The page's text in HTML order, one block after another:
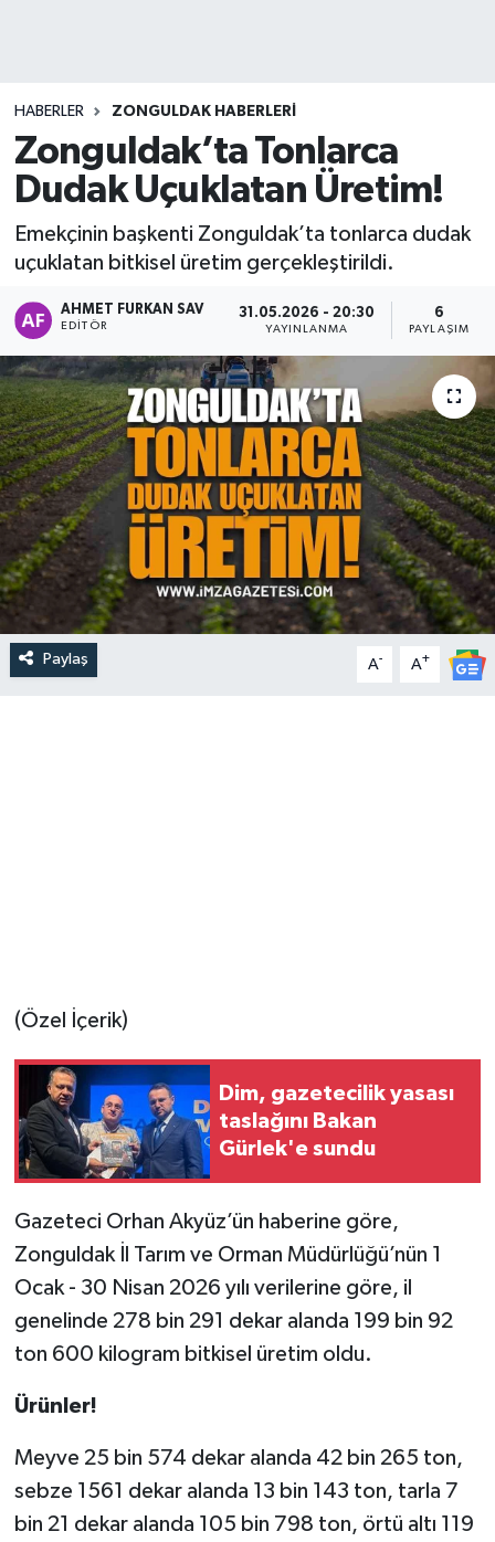
HABERLER ZONGULDAK HABERLERI
Zonguldak’ta Tonlarca
Dudak Uçuklatan Üretim!
Emekçinin başkenti Zonguldak’ta tonlarca dudak
uçuklatan bitkisel üretim gerçekleştirildi.
AHMET FURKAN SAV
EDITÖR
31.05.2026 - 20:30
YAYINLANMA
6
PAYLAŞIM
Paylaş A- A+
(Özel İçerik)
Dim, gazetecilik yasası
taslağını Bakan
Gürlek'e sundu
Gazeteci Orhan Akyüz’ün haberine göre,
Zonguldak İl Tarım ve Orman Müdürlüğü’nün 1
Ocak - 30 Nisan 2026 yılı verilerine göre, il
genelinde 278 bin 291 dekar alanda 199 bin 92
ton 600 kilogram bitkisel üretim oldu.
Ürünler!
Meyve 25 bin 574 dekar alanda 42 bin 265 ton,
sebze 1561 dekar alanda 13 bin 143 ton, tarla 7
bin 21 dekar alanda 105 bin 798 ton, örtü altı 119
EREĞLİ
GÖKÇEBEY
KARABÜK
KASTAMONU